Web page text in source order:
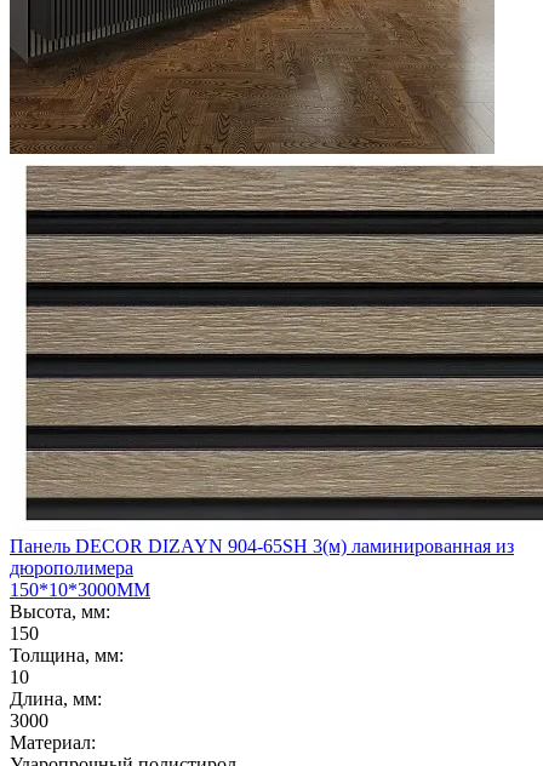
Панель DECOR DIZAYN 904-65SH 3(м) ламинированная из
дюрополимера
150*10*3000ММ
Высота, мм:
150
Толщина, мм:
10
Длина, мм:
3000
Материал: